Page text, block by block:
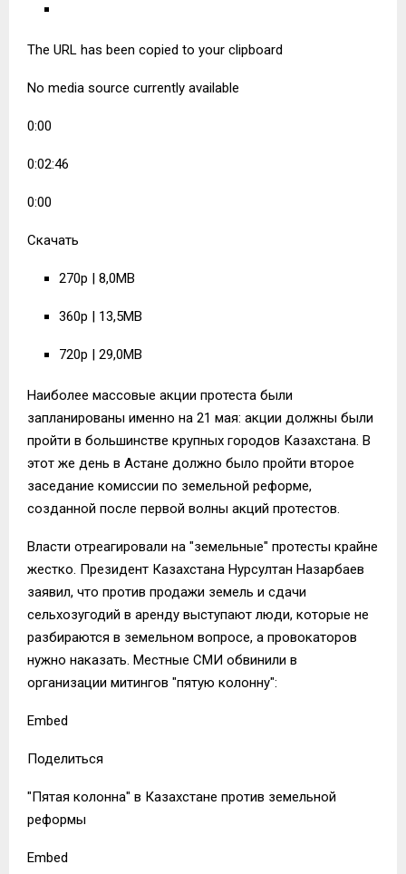
The URL has been copied to your clipboard
No media source currently available
0:00
0:02:46
0:00
Скачать
270p | 8,0MB
360p | 13,5MB
720p | 29,0MB
Наиболее массовые акции протеста были
запланированы именно на 21 мая: акции должны были
пройти в большинстве крупных городов Казахстана. В
этот же день в Астане должно было пройти второе
заседание комиссии по земельной реформе,
созданной после первой волны акций протестов.
Власти отреагировали на "земельные" протесты крайне
жестко. Президент Казахстана Нурсултан Назарбаев
заявил, что против продажи земель и сдачи
сельхозугодий в аренду выступают люди, которые не
разбираются в земельном вопросе, а провокаторов
нужно наказать. Местные СМИ обвинили в
организации митингов "пятую колонну":
Embed
Поделиться
"Пятая колонна" в Казахстане против земельной
реформы
Embed